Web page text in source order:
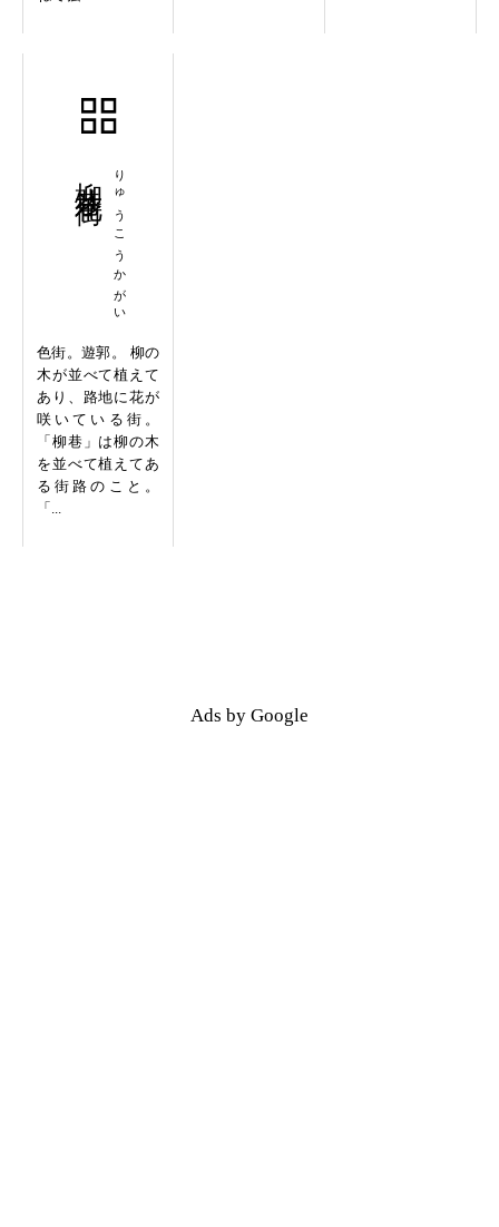
りゅうこうかがい
色街。遊郭。 柳の
木が並べて植えて
あり、路地に花が
咲いている街。
「柳巷」は柳の木
を並べて植えてあ
る街路のこと。
「...
Ads by Google